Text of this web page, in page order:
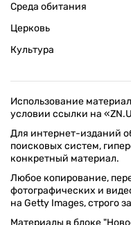
Среда обитания
Церковь
Культура
Использование
условии ссылки на
Для интернет-изданий
поисковых систем,
конкретный материал.
Любое копирование,
фотографических и
на Getty Images, строго